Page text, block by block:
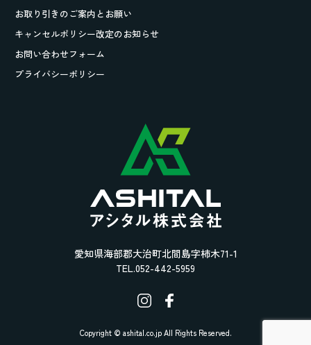
愛知県海部郡大治町北間島字柿木71-1
TEL.052-442-5959
お取り引きのご案内とお願い
キャンセルポリシー改定のお知らせ
お問い合わせフォーム
プライバシーポリシー
Copyright © ashital.co.jp All Rights Reserved.